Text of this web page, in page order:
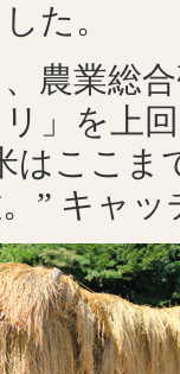
た。
、農業総
リ」を上
はここま
” キャ